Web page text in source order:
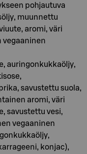
pohjautuva
muunnettu
aromi, väri
vegaaninen
auringonkukkaöljy,
savustettu suola,
aromi, väri
savustettu vesi,
vegaaninen
konjac),